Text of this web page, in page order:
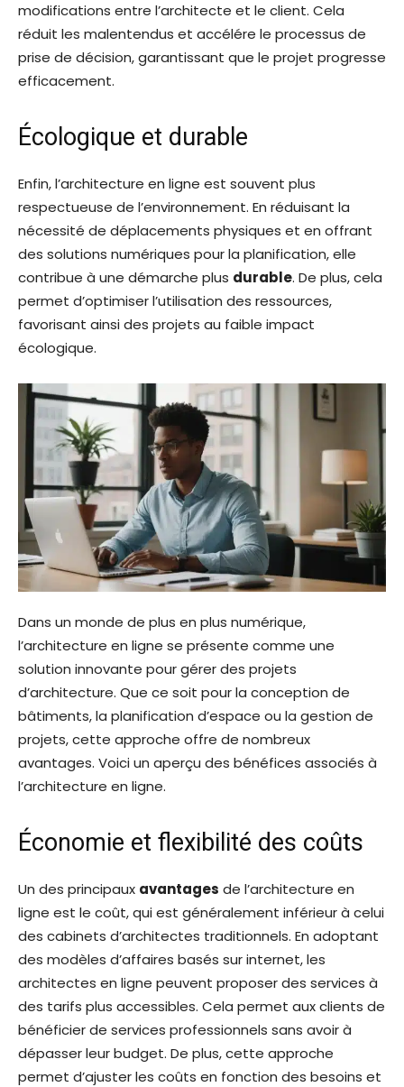
modifications entre l’architecte et le client. Cela
réduit les malentendus et accélére le processus de
prise de décision, garantissant que le projet progresse
efficacement.
Écologique et durable
Enfin, l’architecture en ligne est souvent plus
respectueuse de l’environnement. En réduisant la
nécessité de déplacements physiques et en offrant
des solutions numériques pour la planification, elle
contribue à une démarche plus durable. De plus, cela
permet d’optimiser l’utilisation des ressources,
favorisant ainsi des projets au faible impact
écologique.
Dans un monde de plus en plus numérique,
l’architecture en ligne se présente comme une
solution innovante pour gérer des projets
d’architecture. Que ce soit pour la conception de
bâtiments, la planification d’espace ou la gestion de
projets, cette approche offre de nombreux
avantages. Voici un aperçu des bénéfices associés à
l’architecture en ligne.
Économie et flexibilité des coûts
Un des principaux avantages de l’architecture en
ligne est le coût, qui est généralement inférieur à celui
des cabinets d’architectes traditionnels. En adoptant
des modèles d’affaires basés sur internet, les
architectes en ligne peuvent proposer des services à
des tarifs plus accessibles. Cela permet aux clients de
bénéficier de services professionnels sans avoir à
dépasser leur budget. De plus, cette approche
permet d’ajuster les coûts en fonction des besoins et